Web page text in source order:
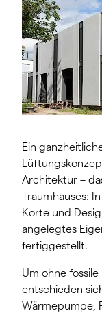
Ein
Architektur –
Traumhauses:
Korte und
angelegtes
fertiggestellt.
Um ohne
entschieden
Wärmepumpe,